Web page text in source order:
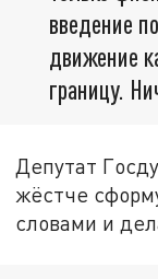
введение
движение
границу.
Депутат
жёстче
словами и